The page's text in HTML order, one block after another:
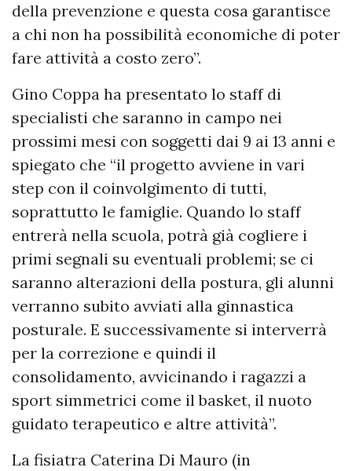
della prevenzione e questa cosa garantisce
a chi non ha possibilità economiche di poter
fare attività a costo zero”.
Gino Coppa ha presentato lo staff di
specialisti che saranno in campo nei
prossimi mesi con soggetti dai 9 ai 13 anni e
spiegato che “il progetto avviene in vari
step con il coinvolgimento di tutti,
soprattutto le famiglie. Quando lo staff
entrerà nella scuola, potrà già cogliere i
primi segnali su eventuali problemi; se ci
saranno alterazioni della postura, gli alunni
verranno subito avviati alla ginnastica
posturale. E successivamente si interverrà
per la correzione e quindi il
consolidamento, avvicinando i ragazzi a
sport simmetrici come il basket, il nuoto
guidato terapeutico e altre attività”.
La fisiatra Caterina Di Mauro (in